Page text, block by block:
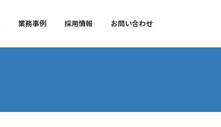
業務事例 採用情報 お問い合わせ